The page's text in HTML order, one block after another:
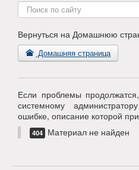
Поиск
по
Вернуться на Домашнюю
Домашняя страница
Если проблемы
системному
ошибке, описание которой
404 Материал не найден